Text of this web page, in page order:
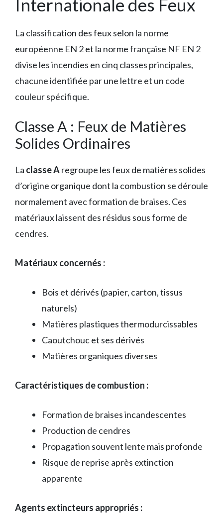
Internationale des Feux
La classification des feux selon la norme
européenne EN 2 et la norme française NF EN 2
divise les incendies en cinq classes principales,
chacune identifiée par une lettre et un code
couleur spécifique.
Classe A : Feux de Matières
Solides Ordinaires
La classe Aregroupe les feux de matières solides
d’origine organique dont la combustion se déroule
normalement avec formation de braises. Ces
matériaux laissent des résidus sous forme de
cendres.
Matériaux concernés :
Bois et dérivés (papier, carton, tissus
naturels)
Matières plastiques thermodurcissables
Caoutchouc et ses dérivés
Matières organiques diverses
Caractéristiques de combustion :
Formation de braises incandescentes
Production de cendres
Propagation souvent lente mais profonde
Risque de reprise après extinction
apparente
Agents extincteurs appropriés :